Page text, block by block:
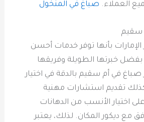
العملاء. صباغ في المنخول
سقيم
بأنها توفر خدمات أحسن
خبرتها الطويلة وفريقها
صباغ في أم سقيم بالدقة في اختيار
كذلك تقديم استشارات مهنية
اختيار الأنسب من الدهانات
مع ديكور المكان. لذلك، يعتبر